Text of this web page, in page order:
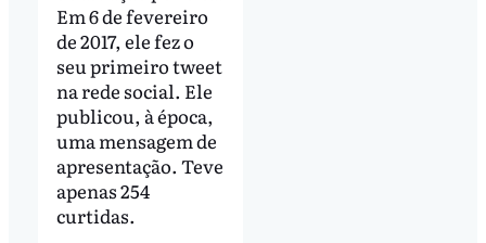
Em 6 de fevereiro
de 2017, ele fez o
seu primeiro tweet
na rede social. Ele
publicou, à época,
uma mensagem de
apresentação. Teve
apenas 254
curtidas.